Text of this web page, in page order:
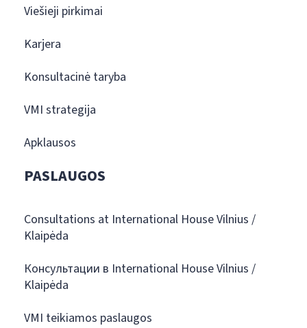
Viešieji pirkimai
Karjera
Konsultacinė taryba
VMI strategija
Apklausos
PASLAUGOS
Consultations at International House Vilnius /
Klaipėda
Консультации в International House Vilnius /
Klaipėda
VMI teikiamos paslaugos